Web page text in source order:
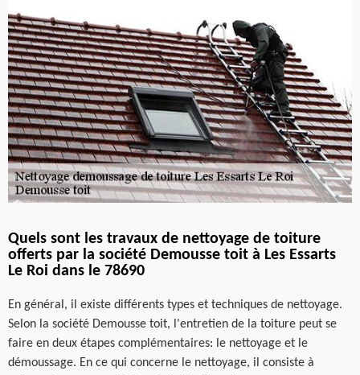
Quels sont les travaux de nettoyage de toiture
offerts par la société Demousse toit à Les Essarts
Le Roi dans le 78690
En général, il existe différents types et techniques de nettoyage.
Selon la société Demousse toit, l'entretien de la toiture peut se
faire en deux étapes complémentaires: le nettoyage et le
démoussage. En ce qui concerne le nettoyage, il consiste à